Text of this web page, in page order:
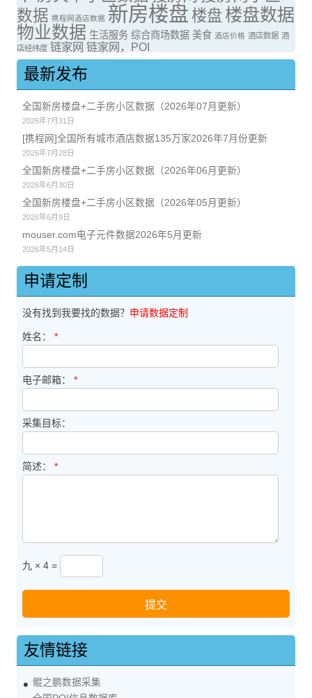
数据 携程网酒店数据 新房楼盘 楼盘 楼盘数据
物业数据 生活服务 综合商场数据 美食 酒店价格 酒店数据 酒
店经纬度 链家网 链家网，POI
最新发布
全国新房楼盘+二手房小区数据（2026年07月更新）
2026年7月31日
[携程网]全国所有城市酒店数据135万家2026年7月份更新
2026年7月28日
全国新房楼盘+二手房小区数据（2026年06月更新）
2026年6月30日
全国新房楼盘+二手房小区数据（2026年05月更新）
2026年6月9日
mouser.com电子元件数据2026年5月更新
2026年5月14日
申请定制
没有找到我要找的数据？ 申请数据定制
姓名： *
电子邮箱： *
采集目标：
简述： *
九 × 4 =
友情链接
鲲之鹏数据采集